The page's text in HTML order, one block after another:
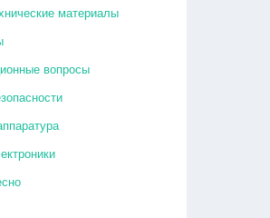
материалы
вопросы